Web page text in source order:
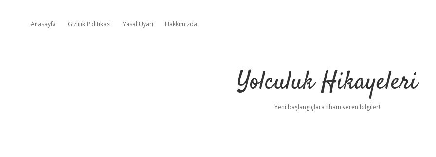
Anasayfa Gizlilik Politikası Yasal Uyarı Hakkımızda
Yolculuk Hikayeleri
Yeni başlangıçlara ilham veren bilgiler!